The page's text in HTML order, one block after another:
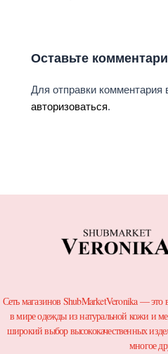
Оставьте
Для отправки комментария
авторизоваться.
Сеть магазинов ShubMarketVeronika — это
в мире одежды из натуральной кожи и
широкий выбор высококачественных
многое